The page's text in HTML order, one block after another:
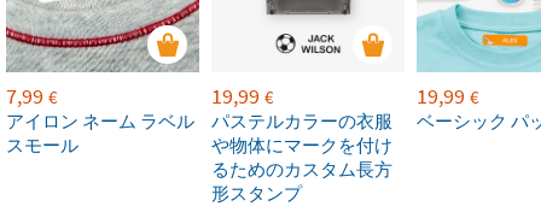
7,99 €
アイロン ネーム ラベル
スモール
19,99 €
パステルカラーの衣服
や物体にマークを付け
るためのカスタム長方
形スタンプ
19,99 €
ベーシック パ